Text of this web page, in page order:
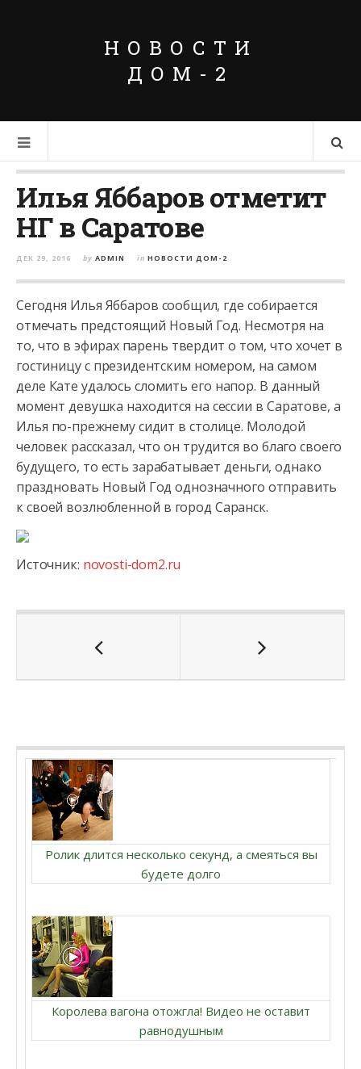
НОВОСТИ
ДОМ-2
Илья Яббаров отметит
НГ в Саратове
ДЕК 29, 2016 by ADMIN in НОВОСТИ ДОМ-2
Сегодня Илья Яббаров сообщил, где собирается
отмечать предстоящий Новый Год. Несмотря на
то, что в эфирах парень твердит о том, что хочет в
гостиницу с президентским номером, на самом
деле Кате удалось сломить его напор. В данный
момент девушка находится на сессии в Саратове, а
Илья по-прежнему сидит в столице. Молодой
человек рассказал, что он трудится во благо своего
будущего, то есть зарабатывает деньги, однако
праздновать Новый Год однозначного отправить
к своей возлюбленной в город Саранск.
Источник: novosti-dom2.ru
Ролик длится несколько секунд, а смеяться вы
будете долго
Королева вагона отожгла! Видео не оставит
равнодушным